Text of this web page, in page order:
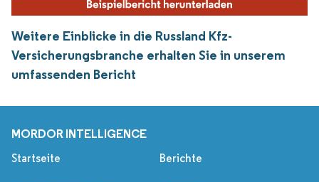
Weitere Einblicke in die Russland Kfz-
Versicherungsbranche erhalten Sie in unserem
umfassenden Bericht
MORDOR INTELLIGENCE
Startseite Berichte